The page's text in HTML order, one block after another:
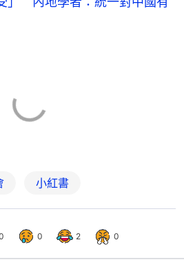
小紅書
0 2 0